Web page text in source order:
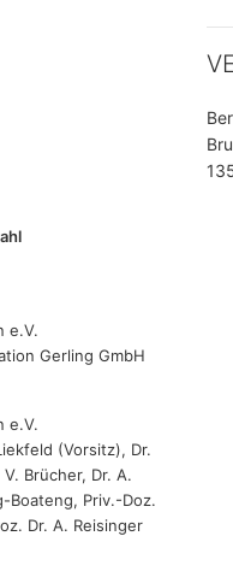
e.V.
Gerling GmbH
e.V.
(Vorsitz), Dr.
Brücher, Dr. A.
Boateng, Priv.-Doz.
Dr. A. Reisinger